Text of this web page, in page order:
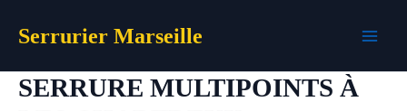
Serrurier Marseille
SERRURE MULTIPOINTS À